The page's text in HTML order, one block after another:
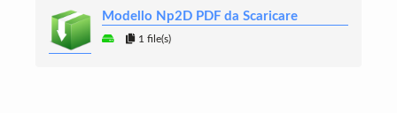
Modello Np2D PDF da Scaricare
1 file(s)